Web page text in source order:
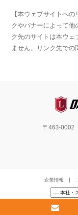
【本ウェブサイトへ
クやバナーによって他
ク先のサイトは本ウェ
ません。リンク先での
〒463-0002
企業情報